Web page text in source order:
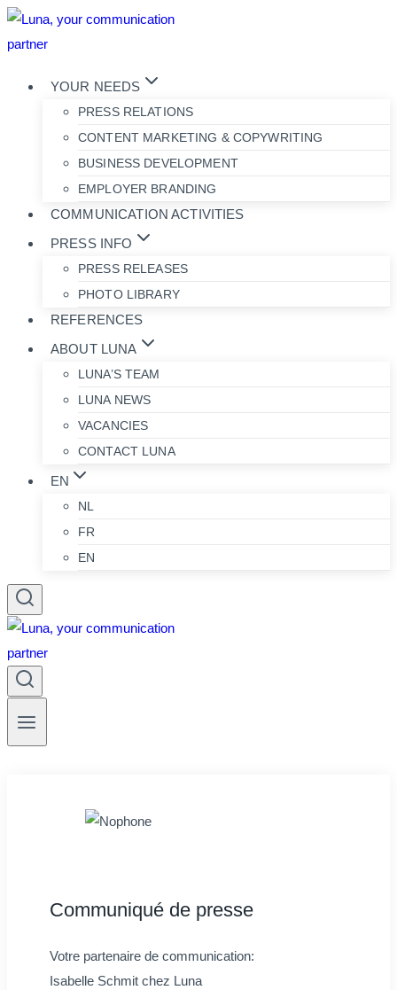
Skip
to
YOUR NEEDS
PRESS RELATIONS
CONTENT MARKETING & COPYWRITING
BUSINESS DEVELOPMENT
EMPLOYER BRANDING
COMMUNICATION ACTIVITIES
PRESS INFO
PRESS RELEASES
PHOTO LIBRARY
REFERENCES
ABOUT LUNA
LUNA’S TEAM
LUNA NEWS
VACANCIES
CONTACT LUNA
EN
NL
FR
EN
Communiqué de presse
Votre partenaire de communication:
Isabelle Schmit chez Luna